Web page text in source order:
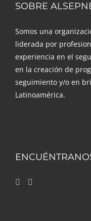
SOBRE
Somos una
liderada por
experiencia en el
en la creación de
seguimiento y/o en
Latinoamérica.